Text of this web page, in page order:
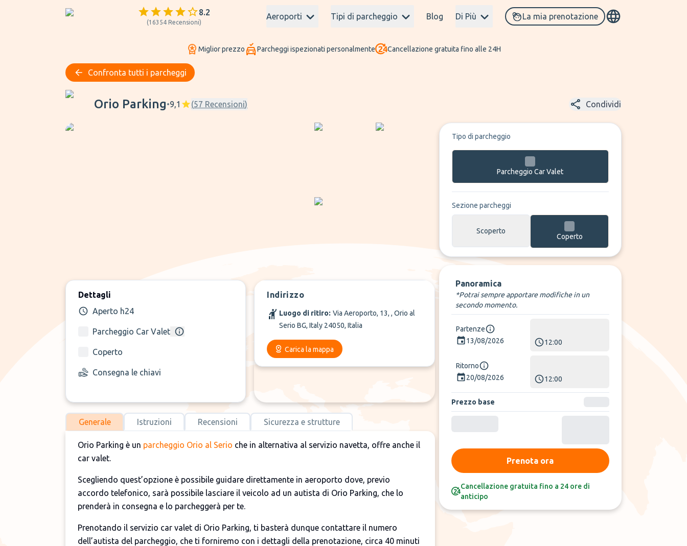
8.2
(16354 Recensioni)
Aeroporti Tipi di parcheggio Blog Di Più La mia prenotazione
Miglior prezzo Parcheggi ispezionati personalmente Cancellazione gratuita fino alle 24H
Confronta tutti i parcheggi
Orio Parking
Orio Parking•9,1 (57 Recensioni) Condividi
Dettagli
Aperto h24
Parcheggio Car Valet
Coperto
Consegna le chiavi
Indirizzo
Luogo di ritiro: Via Aeroporto, 13, , Orio al
Serio BG, Italy 24050, Italia
Carica la mappa
Generale Istruzioni Recensioni Sicurezza e strutture
Orio Parking è un parcheggio Orio al Serio che in alternativa al servizio navetta, offre anche il
car valet.
Scegliendo quest’opzione è possibile guidare direttamente in aeroporto dove, previo
accordo telefonico, sarà possibile lasciare il veicolo ad un autista di Orio Parking, che lo
prenderà in consegna e lo parcheggerà per te.
Prenotando il servizio car valet di Orio Parking, ti basterà dunque contattare il numero
dell’autista del parcheggio, che ti forniremo con i dettagli della prenotazione, circa 40 minuti
Tipo di parcheggio
Parcheggio Car Valet
Sezione parcheggi
Scoperto
Coperto
Panoramica
*Potrai sempre apportare modifiche in un
secondo momento.
Partenze
13/08/2026
12:00
Ritorno
20/08/2026
12:00
Prezzo base
Prenota ora
Cancellazione gratuita fino a 24 ore di
anticipo